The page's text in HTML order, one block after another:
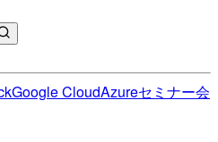
Google CloudAzureセミナー会